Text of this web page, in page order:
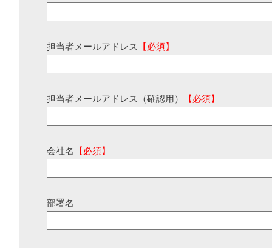
担当者メールアドレス 【必須】
担当者メールアドレス（確認用） 【必須】
会社名 【必須】
部署名